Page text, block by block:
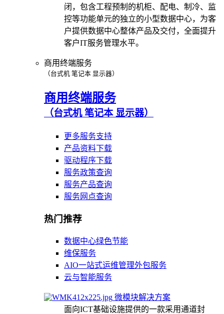
闭，包含工程预制的机柜、配电、制冷、监
控等功能单元的独立的小型数据中心，为客
户提供数据中心整体产品及交付，全面提升
客户IT服务管理水平。
商用终端服务
（台式机 笔记本 显示器）
商用终端服务
（台式机 笔记本 显示器）
更多服务支持
产品资料下载
驱动程序下载
服务政策查询
服务产品查询
服务网点查询
热门推荐
数据中心绿色节能
维保服务
AIO一站式运维管理外包服务
云与智能服务
微模块解决方案
面向ICT基础设施提供的一款采用通道封